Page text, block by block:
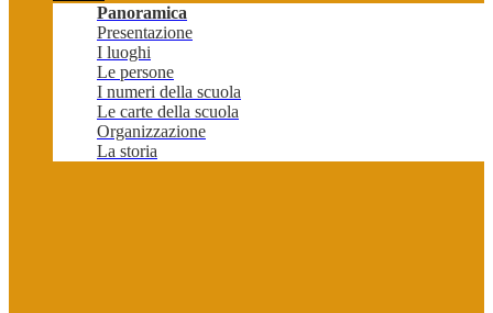
Panoramica
Presentazione
I luoghi
Le persone
I numeri della scuola
Le carte della scuola
Organizzazione
La storia